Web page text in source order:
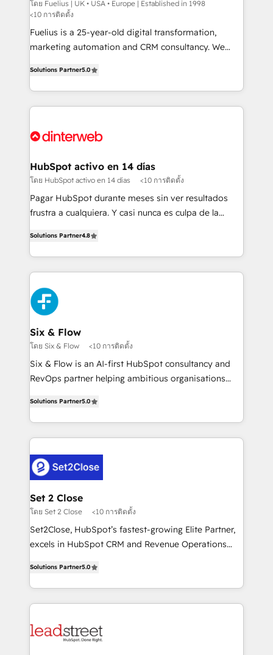
can support public sector companies as well the
other ones listed in our profile. Our services: -
HubSpot implementation - HubSpot CMS website
is there for you to: - Grow revenue, and run your
business more efficiently - Build stronger
relationships with customers - Make better
more people - Get the most out of your HubSpot
โดย Fuelius | UK • USA • Europe | Established in 1998
<10 การติดตั้ง
Fuelius is a 25-year-old digital transformation,
marketing automation and CRM consultancy. We
maximise their return from digital and fuel their
growth. We modernise platforms, streamline
operations that are causing inefficiencies, improve
supercharge revenue operations Key services: • CRM
Transformation / Web Development • RevOps &
Sales Consulting • Marketing Automation What
makes us different? 🚀 Top 0.5% of global HubSpot
agencies ⚙️ The strongest technical ability and
partners who will embed ourselves into your
business, processes and systems 🏢 We specialise in
complex use cases 🏆 CRM Implementation,
Platform Enablement, Custom Integration and
Certified
Solutions Partner5.0
HubSpot activo en 14 días
โดย HubSpot activo en 14 días <10 การติดตั้ง
Pagar HubSpot durante meses sin ver resultados
frustra a cualquiera. Y casi nunca es culpa de la
casos de uso: cada uno resuelve un problema
concreto de tu operación en HubSpot. La entrega
toma de 1 a 3 semanas por caso, abordamos varios
en paralelo cuando tiene sentido, y siempre
confirmamos resultados antes de seguir avanzando.
Empiezas a ver resultados antes de que termine el
mes. 🏆 HubSpot Partner of the Year 2022, máximo
reconocimiento del ecosistema. Elite Solutions
Partner, el nivel más alto. +700 clientes
Hospital ABC, Hogares Unión, Yves Rocher,
MacStore, Café Britt, Bella Piel, confiaron en
respuestas para empezar. Te ayudamos a identificar
el primer caso de uso que más impacto te dará.
días.
Solutions Partner4.8
Six & Flow
โดย Six & Flow <10 การติดตั้ง
Six & Flow is an AI-first HubSpot consultancy and
RevOps partner helping ambitious organisations
Operating across the UK, Netherlands, Ireland, and
Canada, we’ve delivered thousands of successful
HubSpot projects for mid-market and enterprise
combine HubSpot, data, and AI to design connected
go-to-market systems that align people, process,
and technology for predictable, scalable revenue
growth. Our expertise spans RevOps, CRM and data
architecture, AI enablement, and strategic marketing,
delivered through our proprietary FLAIR framework
Partner and ISO 27001:2022 certified consultancy,
we blend strategy, creativity, and technology to help
Solutions Partner5.0
Set 2 Close
โดย Set 2 Close <10 การติดตั้ง
Set2Close, HubSpot’s fastest-growing Elite Partner,
excels in HubSpot CRM and Revenue Operations
As a top HubSpot Elite Partner, we specialize in
custom HubSpot CRM solutions. Our experts design,
implement, and optimize systems to enhance user
marketing, and service teams. From setup to
Solutions Partner5.0